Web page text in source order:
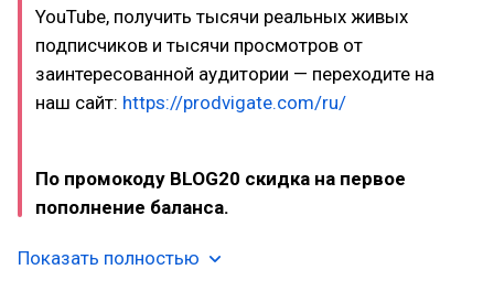
YouTube, получить тысячи реальных живых
подписчиков и тысячи просмотров от
заинтересованной аудитории — переходите на
наш сайт: https://prodvigate.com/ru/
По промокоду BLOG20 скидка на первое
пополнение баланса.
Показать полностью